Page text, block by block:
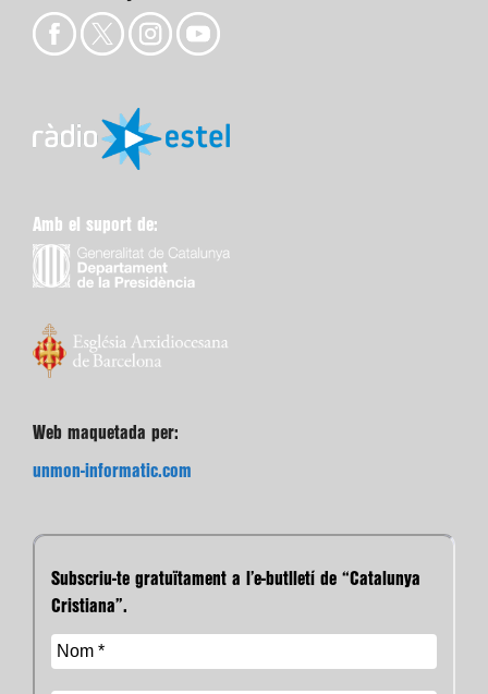
Amb el suport de:
Web maquetada per:
unmon-informatic.com
Subscriu-te gratuïtament a l’e-butlletí de “Catalunya
Cristiana”.